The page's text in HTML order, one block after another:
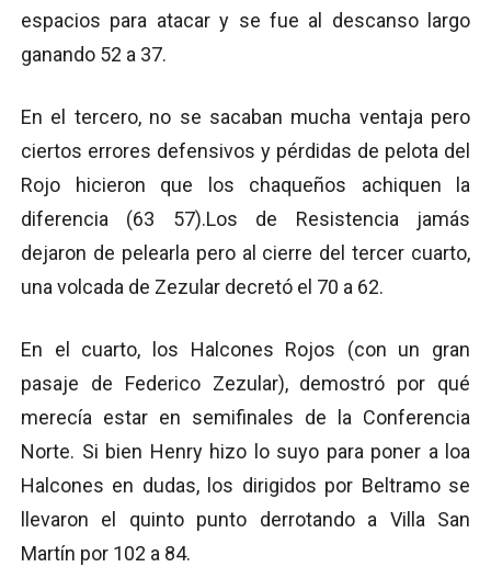
espacios para atacar y se fue al descanso largo
ganando 52 a 37.
En el tercero, no se sacaban mucha ventaja pero
ciertos errores defensivos y pérdidas de pelota del
Rojo hicieron que los chaqueños achiquen la
diferencia (63 57).Los de Resistencia jamás
dejaron de pelearla pero al cierre del tercer cuarto,
una volcada de Zezular decretó el 70 a 62.
En el cuarto, los Halcones Rojos (con un gran
pasaje de Federico Zezular), demostró por qué
merecía estar en semifinales de la Conferencia
Norte. Si bien Henry hizo lo suyo para poner a loa
Halcones en dudas, los dirigidos por Beltramo se
llevaron el quinto punto derrotando a Villa San
Martín por 102 a 84.